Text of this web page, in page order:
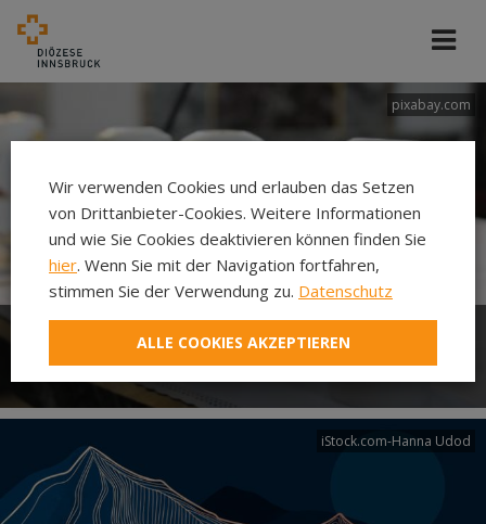
pixabay.com
Erstkommunion
iStock.com-Hanna Udod
Wir verwenden Cookies und erlauben das Setzen
von Drittanbieter-Cookies. Weitere Informationen
und wie Sie Cookies deaktivieren können finden Sie
hier. Wenn Sie mit der Navigation fortfahren,
stimmen Sie der Verwendung zu. Datenschutz
ALLE COOKIES AKZEPTIEREN